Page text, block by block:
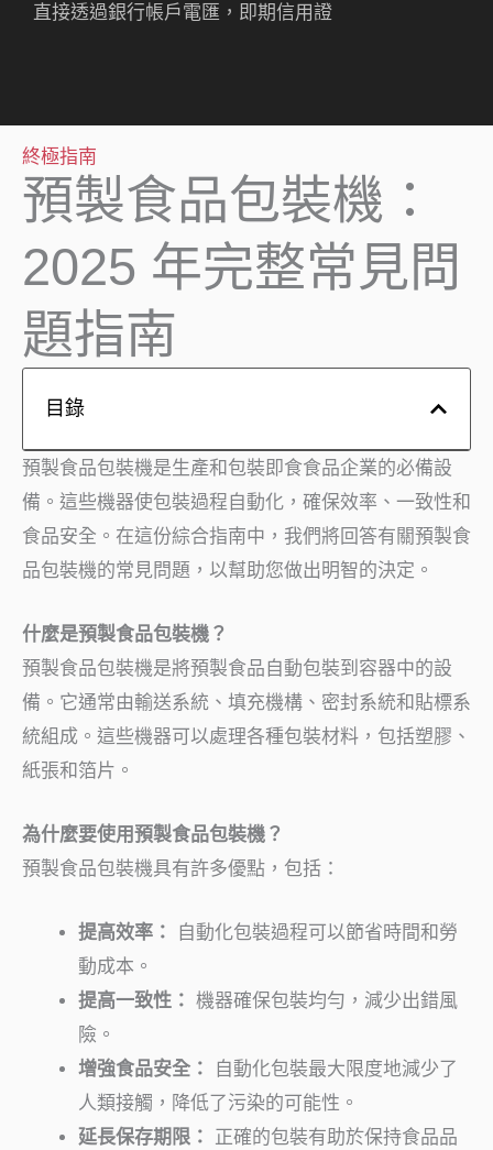
直接透過銀行帳戶電匯，即期信用證
終極指南
預製食品包裝機：
2025 年完整常見問
題指南
目錄
預製食品包裝機是生產和包裝即食食品企業的必備設
備。這些機器使包裝過程自動化，確保效率、一致性和
食品安全。在這份綜合指南中，我們將回答有關預製食
品包裝機的常見問題，以幫助您做出明智的決定。
什麼是預製食品包裝機？
預製食品包裝機是將預製食品自動包裝到容器中的設
備。它通常由輸送系統、填充機構、密封系統和貼標系
統組成。這些機器可以處理各種包裝材料，包括塑膠、
紙張和箔片。
為什麼要使用預製食品包裝機？
預製食品包裝機具有許多優點，包括：
提高效率：
自動化包裝過程可以節省時間和勞
動成本。
提高一致性： 機器確保包裝均勻，減少出錯風
險。
增強食品安全：
自動化包裝最大限度地減少了
人類接觸，降低了污染的可能性。
延長保存期限：
正確的包裝有助於保持食品品